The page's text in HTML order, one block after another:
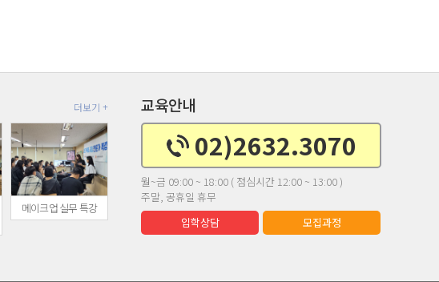
메이크업 실무 특강
더보기 + 교육안내
02)2632.3070
월~금 09:00 ~ 18:00 ( 점심시간 12:00 ~ 13:00 )
주말, 공휴일 휴무
입학상담
모집과정